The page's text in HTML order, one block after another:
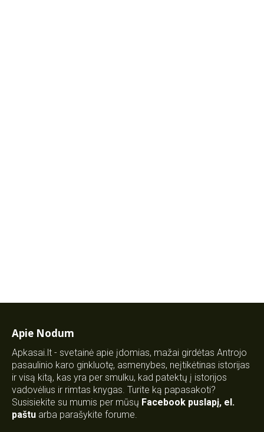
Apie Nodum
Apkasai.lt - svetainė apie įdomias, mažai girdėtas Antrojo
pasaulinio karo ginkluotę, asmenybes, neįtikėtinas istorijas
ir visą kitą, kas yra per smulku, kad patektų į istorijos
vadovėlius ir rimtas knygas. Turite ką papasakoti?
Susisiekite su mumis per mūsų Facebook puslapį, el.
paštu arba parašykite forume.